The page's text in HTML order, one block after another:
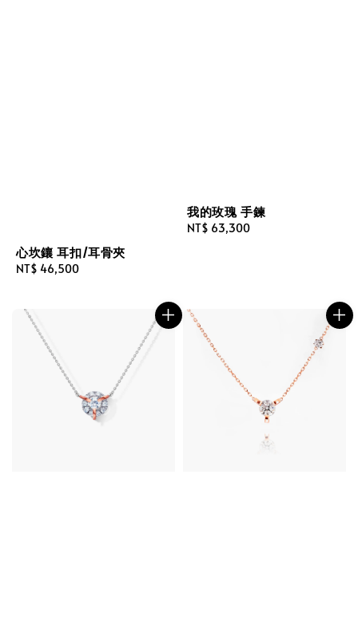
心坎鑲 耳扣/耳骨夾
Regular
NT$ 46,500
我的玫瑰 手鍊
Regular
NT$ 63,300